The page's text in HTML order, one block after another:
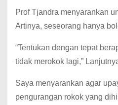
Prof Tjandra menyarankan
Artinya, seseorang hanya
“Tentukan dengan tepat
tidak merokok lagi,”
Saya menyarankan agar
pengurangan rokok yang